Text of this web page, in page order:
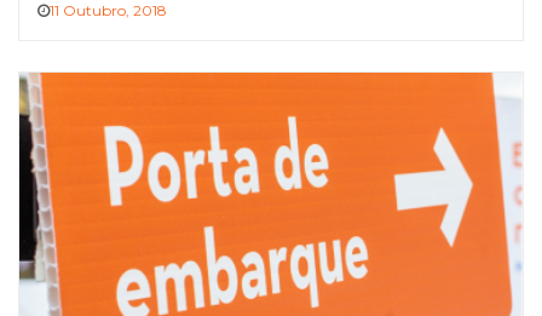
11 Outubro, 2018